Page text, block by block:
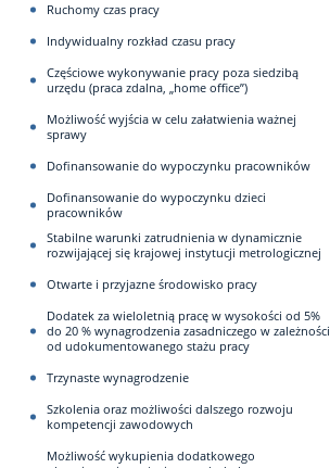
Ruchomy czas pracy
Indywidualny rozkład czasu pracy
Częściowe wykonywanie pracy poza siedzibą
urzędu (praca zdalna, „home office”)
Możliwość wyjścia w celu załatwienia ważnej
sprawy
Dofinansowanie do wypoczynku pracowników
Dofinansowanie do wypoczynku dzieci
pracowników
Stabilne warunki zatrudnienia w dynamicznie
rozwijającej się krajowej instytucji metrologicznej
Otwarte i przyjazne środowisko pracy
Dodatek za wieloletnią pracę w wysokości od 5%
do 20 % wynagrodzenia zasadniczego w zależności
od udokumentowanego stażu pracy
Trzynaste wynagrodzenie
Szkolenia oraz możliwości dalszego rozwoju
kompetencji zawodowych
Możliwość wykupienia dodatkowego